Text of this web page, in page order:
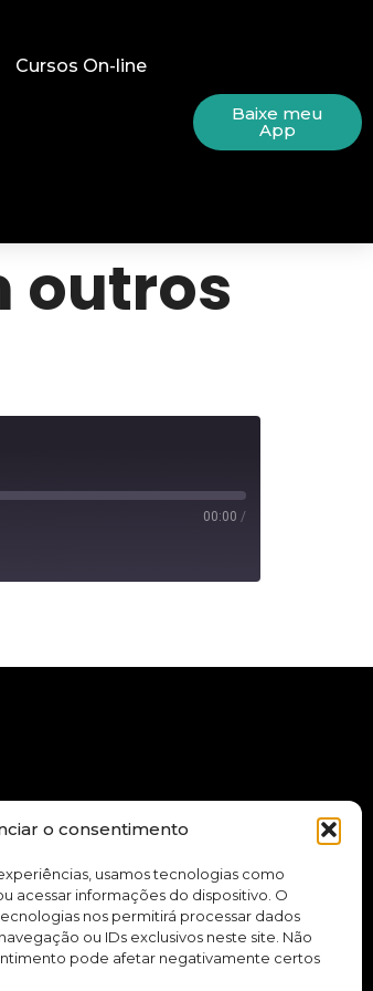
o consentimento
usamos tecnologias como
acessar informações do dispositivo. O
nos permitirá processar dados
ou IDs exclusivos neste site. Não
pode afetar negativamente certos
Cursos On-line
Baixe meu
App
outros
00:00 /
me inscrever